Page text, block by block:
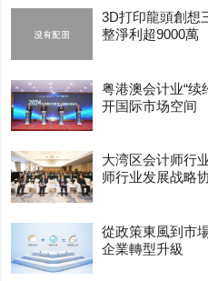
3D打印龍頭創想
整淨利超9000萬
粤港澳会计业“续
开国际市场空间
大湾区会计师行
师行业发展战略
從政策東風到市
企業轉型升級